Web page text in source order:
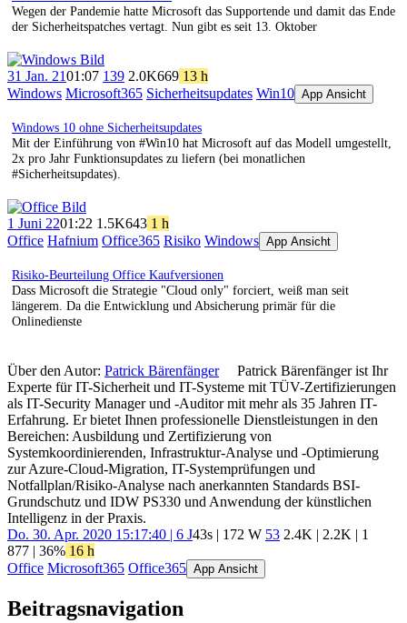
Wegen der Pandemie hatte Microsoft das Supportende und damit das Ende
der Sicherheitspatches vertagt. Nun gibt es seit 13. Oktober
31 Jan. 2101:07 139 2.0K669 13 h
Windows Microsoft365 Sicherheitsupdates Win10 App Ansicht
Windows 10 ohne Sicherheitsupdates
Mit der Einführung von #Win10 hat Microsoft auf das Modell umgestellt,
2x pro Jahr Funktionsupdates zu liefern (bei monatlichen
#Sicherheitsupdates).
1 Juni 2201:22 1.5K643 1 h
Office Hafnium Office365 Risiko Windows App Ansicht
Risiko-Beurteilung Office Kaufversionen
Dass Microsoft die Strategie "Cloud only" forciert, weiß man seit
längerem. Da die Entwicklung und Absicherung primär für die
Onlinedienste
Über den Autor: Patrick Bärenfänger
Patrick Bärenfänger ist Ihr
Experte für IT-Sicherheit und IT-Systeme mit TÜV-Zertifizierungen
als IT-Security Manager und -Auditor mit mehr als 35 Jahren IT-
Erfahrung. Er bietet Ihnen professionelle Dienstleistungen in den
Bereichen: Ausbildung und Zertifizierung von
Systemkoordinierenden, Infrastruktur-Analyse und -Optimierung
zur Azure-Cloud-Migration, IT-Systemprüfungen und
Notfallplan/Risiko-Analyse nach anerkannten Standards BSI-
Grundschutz und IDW PS330 und Anwendung der künstlichen
Intelligenz in der Praxis.
Do. 30. Apr. 2020 15:17:40 | 6 J43s | 172 W 53 2.4K | 2.2K | 1
877 | 36% 16 h
Office Microsoft365 Office365 App Ansicht
Beitragsnavigation